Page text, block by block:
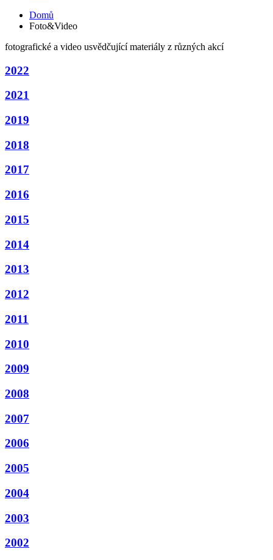
Domů
Foto&Video
fotografické a video usvědčující materiály z různých akcí
2022
2021
2019
2018
2017
2016
2015
2014
2013
2012
2011
2010
2009
2008
2007
2006
2005
2004
2003
2002